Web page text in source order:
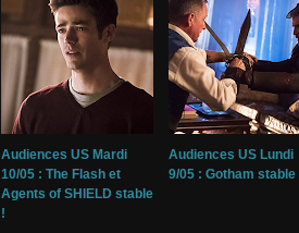
Audiences US Mardi
10/05 : The Flash et
Agents of SHIELD stable
!
Audiences US Lundi
9/05 : Gotham stable